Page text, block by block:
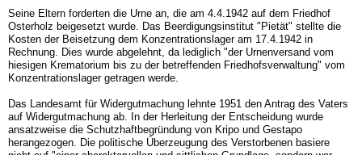
Seine Eltern forderten die Urne an, die am 4.4.1942 auf dem Friedhof
Osterholz beigesetzt wurde. Das Beerdigungsinstitut "Pietät" stellte die
Kosten der Beisetzung dem Konzentrationslager am 17.4.1942 in
Rechnung. Dies wurde abgelehnt, da lediglich "der Urnenversand vom
hiesigen Krematorium bis zu der betreffenden Friedhofsverwaltung" vom
Konzentrationslager getragen werde.
Das Landesamt für Widergutmachung lehnte 1951 den Antrag des Vaters
auf Widergutmachung ab. In der Herleitung der Entscheidung wurde
ansatzweise die Schutzhaftbegründung von Kripo und Gestapo
herangezogen. Die politische Überzeugung des Verstorbenen basiere